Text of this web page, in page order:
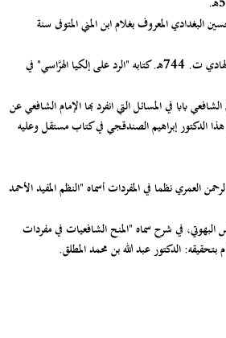
البغدادي المعروف بغلام ابن المني المتوفى سنة
وألف محمد بن أحمد بن عبد الهادي ت. 744هـ. كتابه "الرد على إلكيا الهرَّاسي" في
بابا في المسائل التي انفرد بها الإمام الشافعي عن
هذا الدكتور إبراهيم الصندقجي في كتاب مستقل وعليه
العمري نظما في المفردات أسماه "النظم المفيد الأحمد
في شرح سماه "المنح الشافعيات في مفردات
الدكتور عبد الله بن محمد المطلق.